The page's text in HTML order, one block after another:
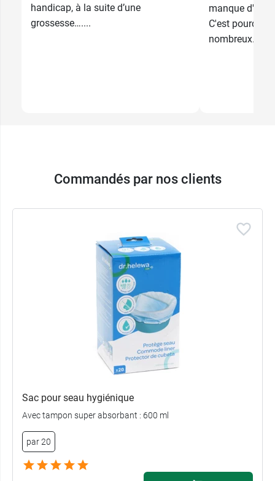
handicap, à la suite d’une
grossesse…....
manque
C'est pourquoi
nombreux...
Commandés par nos clients
Sac pour seau hygiénique
Avec tampon super absorbant : 600 ml
par 20